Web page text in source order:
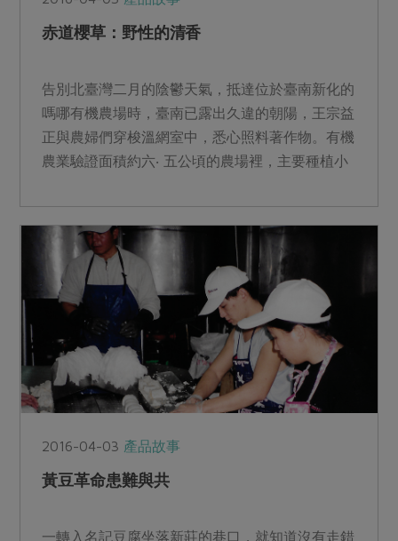
赤道櫻草：野性的清香
告別北臺灣二月的陰鬱天氣，抵達位於臺南新化的
嗎哪有機農場時，臺南已露出久違的朝陽，王宗益
正與農婦們穿梭溫網室中，悉心照料著作物。有機
農業驗證面積約六‧ 五公頃的農場裡，主要種植小
2016-04-03 產品故事
黃豆革命患難與共
一轉入名記豆腐坐落新莊的巷口，就知道沒有走錯